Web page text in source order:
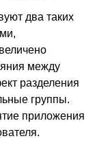
два таких
между
разделения
группы.
приложения